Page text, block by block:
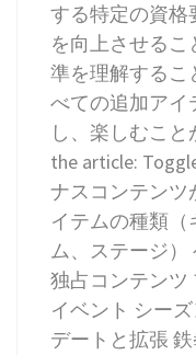
する特定の資格
を向上させる
準を理解するこ
べての追加アイ
し、楽しむこと
the article:
ナスコンテンツ
イテムの種類
ム、ステージ）
独占コンテンツ
イベント シー
デートと拡張